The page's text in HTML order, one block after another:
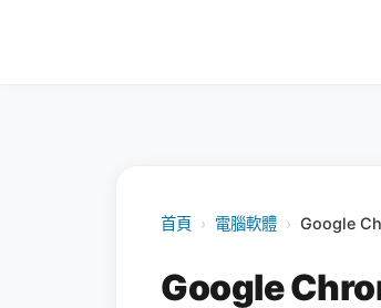
首頁 › 電腦軟體 › Google
Google